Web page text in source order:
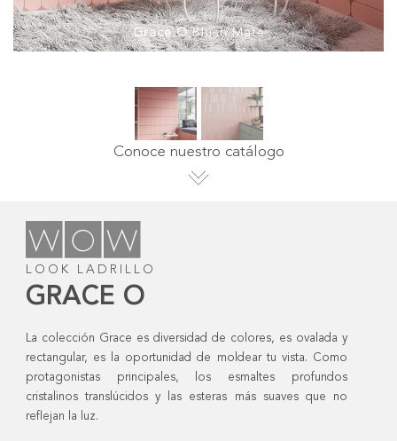
Grace OBlush Mate
Conoce nuestro catálogo
LOOK LADRILLO
GRACE O
La colección Grace es diversidad de colores, es ovalada y
rectangular, es la oportunidad de moldear tu vista. Como
protagonistas principales, los esmaltes profundos
cristalinos translúcidos y las esteras más suaves que no
reflejan la luz.